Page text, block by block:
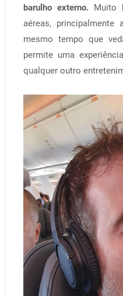
barulho externo. Muito
aéreas,
mesmo tempo que
permite uma
qualquer outro